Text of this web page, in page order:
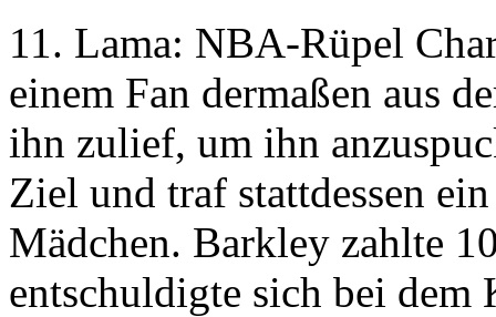
11. Lama: NBA-Rüpel
einem Fan dermaßen aus
ihn zulief, um ihn
Ziel und traf stattdessen
Mädchen. Barkley zahlte
entschuldigte sich bei dem